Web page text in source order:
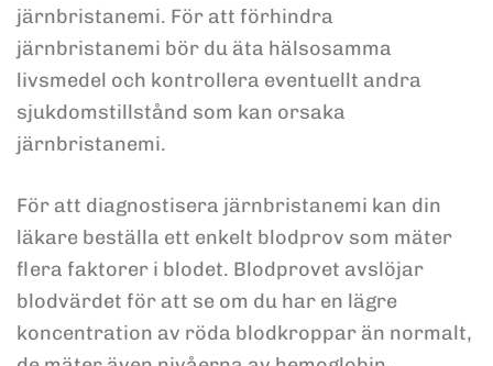
järnbristanemi. För att förhindra
järnbristanemi bör du äta hälsosamma
livsmedel och kontrollera eventuellt andra
sjukdomstillstånd som kan orsaka
järnbristanemi.
För att diagnostisera järnbristanemi kan din
läkare beställa ett enkelt blodprov som mäter
flera faktorer i blodet. Blodprovet avslöjar
blodvärdet för att se om du har en lägre
koncentration av röda blodkroppar än normalt,